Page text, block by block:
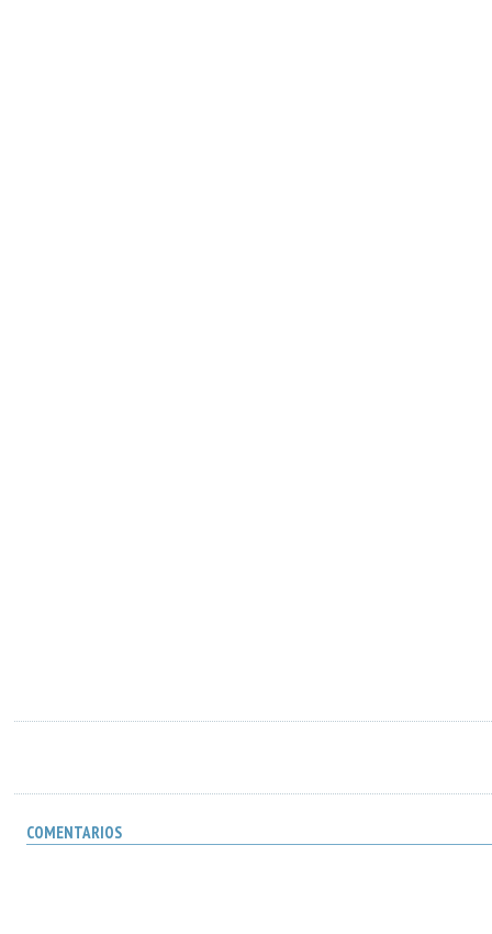
COMENTARIOS